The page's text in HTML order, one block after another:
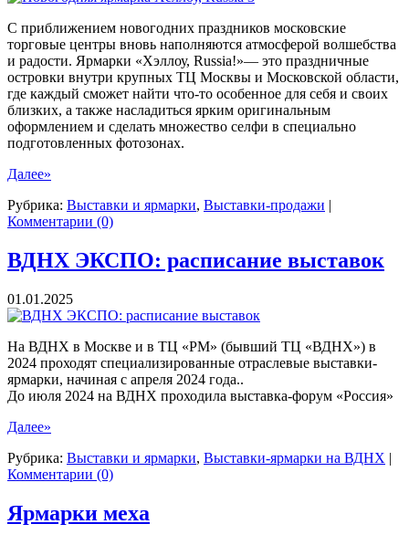
С приближением новогодних праздников московские
торговые центры вновь наполняются атмосферой волшебства
и радости. Ярмарки «Хэллоу, Russia!»— это праздничные
островки внутри крупных ТЦ Москвы и Московской области,
где каждый сможет найти что-то особенное для себя и своих
близких, а также насладиться ярким оригинальным
оформлением и сделать множество селфи в специально
подготовленных фотозонах.
Далее»
Рубрика: Выставки и ярмарки, Выставки-продажи |
Комментарии (0)
ВДНХ ЭКСПО: расписание выставок
01.01.2025
На ВДНХ в Москве и в ТЦ «РМ» (бывший ТЦ «ВДНХ») в
2024 проходят специализированные отраслевые выставки-
ярмарки, начиная с апреля 2024 года..
До июля 2024 на ВДНХ проходила выставка-форум «Россия»
Далее»
Рубрика: Выставки и ярмарки, Выставки-ярмарки на ВДНХ |
Комментарии (0)
Ярмарки меха